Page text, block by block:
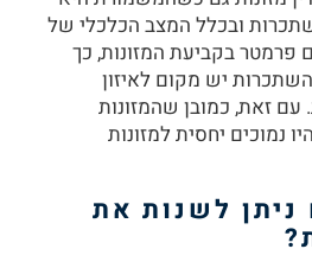
ובכלל המצב הכלכלי של
פרמטר בקביעת המזונות, כך
יש מקום לאיזון
עם זאת, כמובן שהמזונות
נמוכים יחסית למזונות
ניתן לשנות את